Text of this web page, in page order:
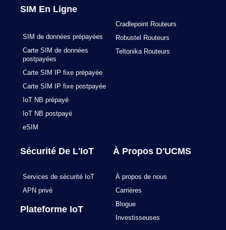
k
SIM En Ligne
SIM de données prépayées
Carte SIM de données
postpayées
Carte SIM IP fixe prépayée
Carte SIM IP fixe postpayée
IoT NB prépayé
IoT NB postpayé
eSIM
Cradlepoint Routeurs
Robustel Routeurs
Teltonika Routeurs
Sécurité De L'IoT
Services de sécurité IoT
APN privé
Plateforme IoT
À Propos D'UCMS
À propos de nous
Carrières
Blogue
Investisseuses